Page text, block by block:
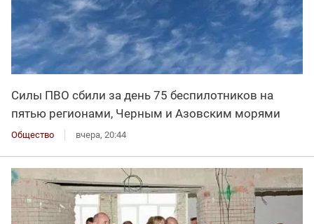
Силы ПВО сбили за день 75 беспилотников на
пятью регионами, Черным и Азовским морями
Общество вчера, 20:44